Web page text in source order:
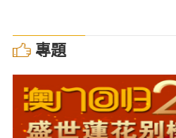
專題